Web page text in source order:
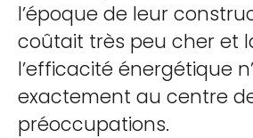
l’époque de leur
coûtait très peu cher et
l’efficacité énergétique
exactement au centre
préoccupations.